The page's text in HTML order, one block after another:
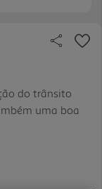
do trânsito
uma boa